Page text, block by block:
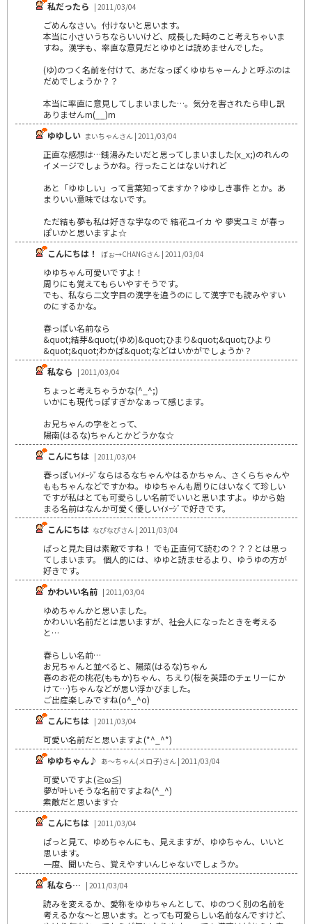
私だったら | 2011/03/04
ごめんなさい。付けないと思います。
本当に小さいうちならいいけど、成長した時のこと考えちゃいま
すね。漢字も、率直な意見だとゆゆとは読めませんでした。
(ゆ)のつく名前を付けて、あだなっぽくゆゆちゃーん♪と呼ぶのは
だめでしょうか？？
本当に率直に意見してしまいました…。気分を害されたら申し訳
ありませんm(__)m
ゆゆしい まいちゃんさん | 2011/03/04
正直な感想は…銭湯みたいだと思ってしまいました(x_x;)のれんの
イメージでしょうかね。行ったことはないけれど
あと「ゆゆしい」って言葉知ってますか？ゆゆしき事件 とか。あ
まりいい意味ではないです。
ただ結も夢も私は好きな字なので 結花ユイカ や 夢実ユミ が春っ
ぽいかと思いますよ☆
こんにちは！
ぼぉ→CHANGさん | 2011/03/04
ゆゆちゃん可愛いですよ！
周りにも覚えてもらいやすそうです。
でも、私なら二文字目の漢字を違うのにして漢字でも読みやすい
のにするかな。
春っぽい名前なら
&quot;結芽&quot;(ゆめ)&quot;ひまり&quot;&quot;ひより
&quot;&quot;わかば&quot;などはいかがでしょうか？
私なら | 2011/03/04
ちょっと考えちゃうかな(^_^;)
いかにも現代っぽすぎかなぁって感じます。
お兄ちゃんの字をとって、
陽南(はるな)ちゃんとかどうかな☆
こんにちは | 2011/03/04
春っぽいｲﾒｰｼﾞならはるなちゃんやはるかちゃん、さくらちゃんや
ももちゃんなどですかね。ゆゆちゃんも周りにはいなくて珍しい
ですが私はとても可愛らしい名前でいいと思いますよ。ゆから始
まる名前はなんか可愛く優しいｲﾒｰｼﾞで好きです。
こんにちは なぴなぴさん | 2011/03/04
ぱっと見た目は素敵ですね！ でも正直何て読むの？？？とは思っ
てしまいます。 個人的には、ゆゆと読ませるより、ゆうゆの方が
好きです。
かわいい名前 | 2011/03/04
ゆめちゃんかと思いました。
かわいい名前だとは思いますが、社会人になったときを考える
と…
春らしい名前…
お兄ちゃんと並べると、陽菜(はるな)ちゃん
春のお花の桃花(ももか)ちゃん、ちえり(桜を英語のチェリーにか
けて…)ちゃんなどが思い浮かびました。
ご出産楽しみですね(o^_^o)
こんにちは | 2011/03/04
可愛い名前だと思いますよ(*^_^*)
ゆゆちゃん♪ あ～ちゃん(メロ子)さん | 2011/03/04
可愛いですよ(≧ω≦)
夢が叶いそうな名前ですよね(^_^)
素敵だと思います☆
こんにちは | 2011/03/04
ぱっと見て、ゆめちゃんにも、見えますが、ゆゆちゃん、いいと
思います。
一度、聞いたら、覚えやすいんじゃないでしょうか。
私なら… | 2011/03/04
読みを変えるか、愛称をゆゆちゃんとして、ゆのつく別の名前を
考えるかな～と思います。とっても可愛らしい名前なんですけど、